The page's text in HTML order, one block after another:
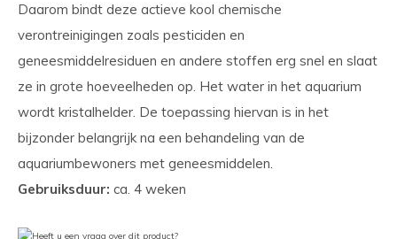
Daarom bindt deze actieve kool chemische
verontreinigingen zoals pesticiden en
geneesmiddelresiduen en andere stoffen erg snel en slaat
ze in grote hoeveelheden op. Het water in het aquarium
wordt kristalhelder. De toepassing hiervan is in het
bijzonder belangrijk na een behandeling van de
aquariumbewoners met geneesmiddelen.
Gebruiksduur: ca. 4 weken